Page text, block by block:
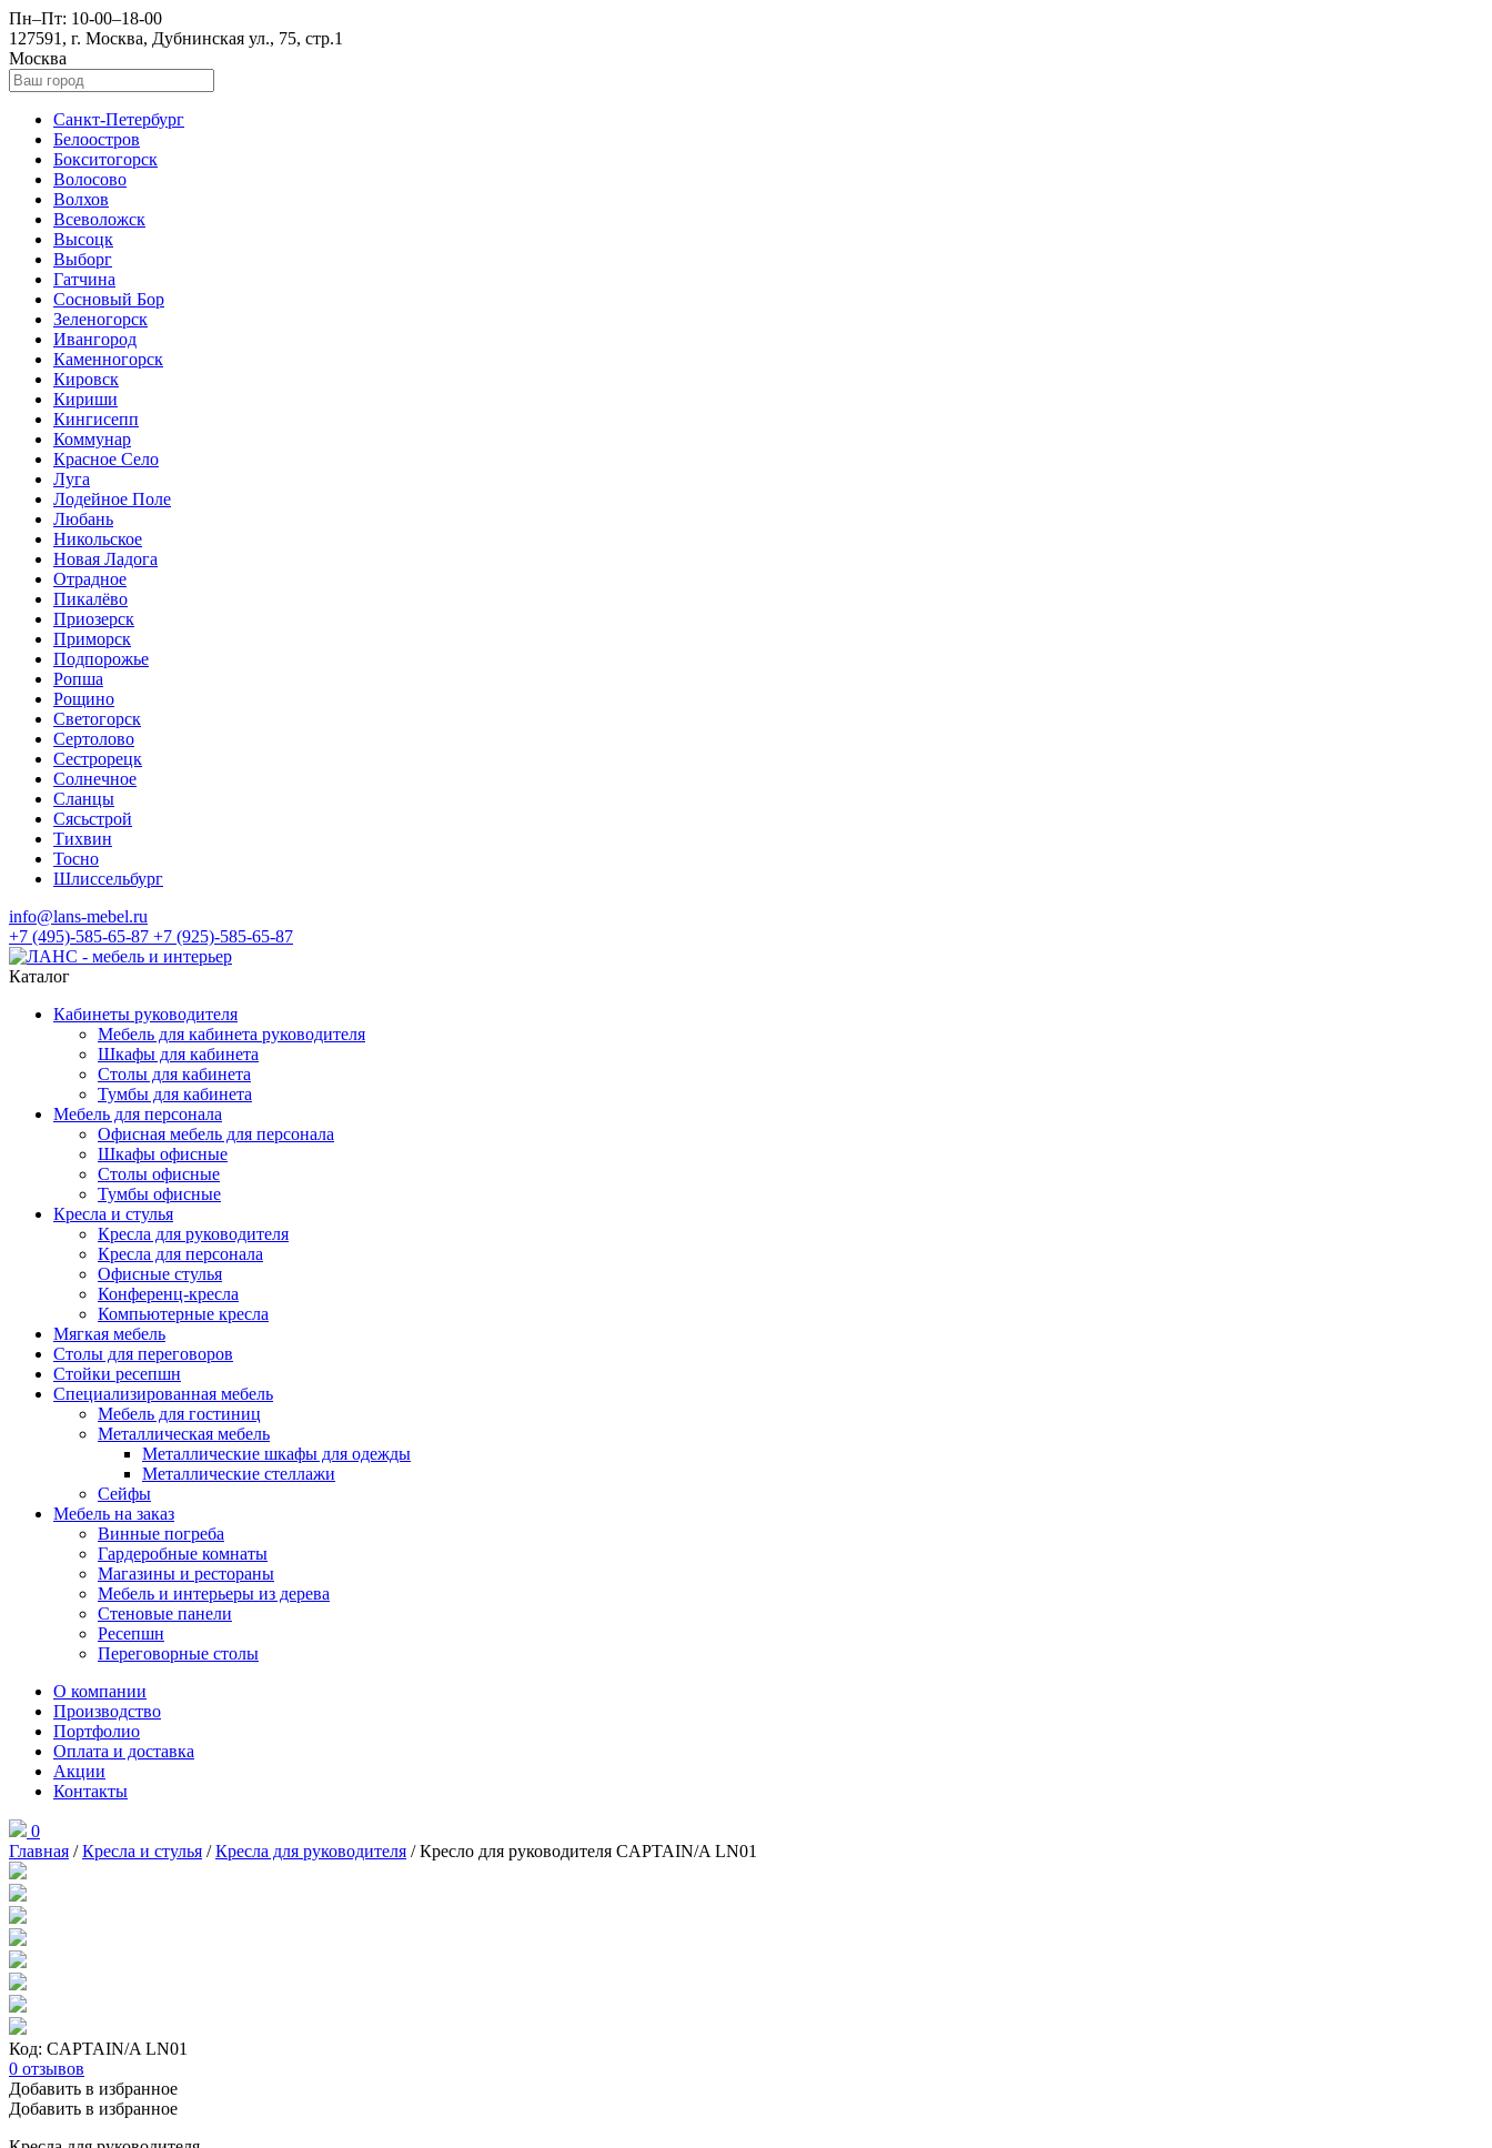
Пн–Пт: 10-00–18-00
127591, г. Москва, Дубнинская ул., 75, стр.1
Москва
Санкт-Петербург
Белоостров
Бокситогорск
Волосово
Волхов
Всеволожск
Высоцк
Выборг
Гатчина
Сосновый Бор
Зеленогорск
Ивангород
Каменногорск
Кировск
Кириши
Кингисепп
Коммунар
Красное Село
Луга
Лодейное Поле
Любань
Никольское
Новая Ладога
Отрадное
Пикалёво
Приозерск
Приморск
Подпорожье
Ропша
Рощино
Светогорск
Сертолово
Сестрорецк
Солнечное
Сланцы
Сясьстрой
Тихвин
Тосно
Шлиссельбург
info@lans-mebel.ru
+7 (495)-585-65-87 +7 (925)-585-65-87
Каталог
Кабинеты руководителя
Мебель для кабинета руководителя
Шкафы для кабинета
Столы для кабинета
Тумбы для кабинета
Мебель для персонала
Офисная мебель для персонала
Шкафы офисные
Столы офисные
Тумбы офисные
Кресла и стулья
Кресла для руководителя
Кресла для персонала
Офисные стулья
Конференц-кресла
Компьютерные кресла
Мягкая мебель
Столы для переговоров
Стойки ресепшн
Специализированная мебель
Мебель для гостиниц
Металлическая мебель
Металлические шкафы для одежды
Металлические стеллажи
Сейфы
Мебель на заказ
Винные погреба
Гардеробные комнаты
Магазины и рестораны
Мебель и интерьеры из дерева
Стеновые панели
Ресепшн
Переговорные столы
О компании
Производство
Портфолио
Оплата и доставка
Акции
Контакты
0
Главная /Кресла и стулья /Кресла для руководителя / Кресло для руководителя CAPTAIN/A LN01
Код: CAPTAIN/A LN01
0 отзывов
Добавить в избранное
Добавить в избранное